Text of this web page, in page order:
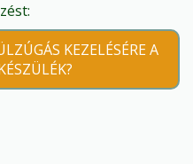
KEZELÉSÉRE A